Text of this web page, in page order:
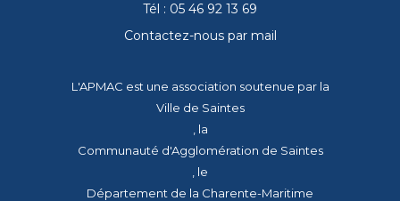
Tél : 05 46 92 13 69
Contactez-nous par mail
L'APMAC est une association soutenue par la
Ville de Saintes
, la
Communauté d'Agglomération de Saintes
, le
Département de la Charente-Maritime